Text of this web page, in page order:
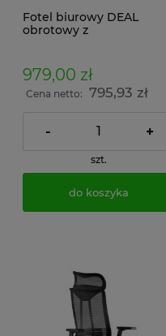
Fotel biurowy DEAL
obrotowy z
regulacja podłokietników
3D i zagłówka
979,00 zł
Cena netto: 795,93 zł
- +
szt.
do koszyka